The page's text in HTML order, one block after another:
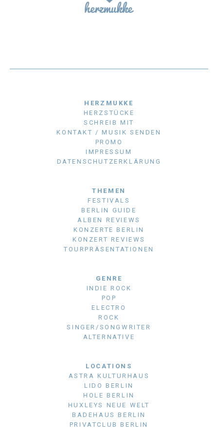
HERZMUKKE
HERZSTÜCKE
SCHREIB MIT
KONTAKT / MUSIK SENDEN
PROMO
IMPRESSUM
DATENSCHUTZERKLÄRUNG
THEMEN
FESTIVALS
BERLIN GUIDE
ALBEN REVIEWS
KONZERTE BERLIN
KONZERT REVIEWS
TOURPRÄSENTATIONEN
GENRE
INDIE ROCK
POP
ELECTRO
ROCK
SINGER/SONGWRITER
ALTERNATIVE
LOCATIONS
ASTRA KULTURHAUS
LIDO BERLIN
HOLE BERLIN
HUXLEYS NEUE WELT
BADEHAUS BERLIN
PRIVATCLUB BERLIN